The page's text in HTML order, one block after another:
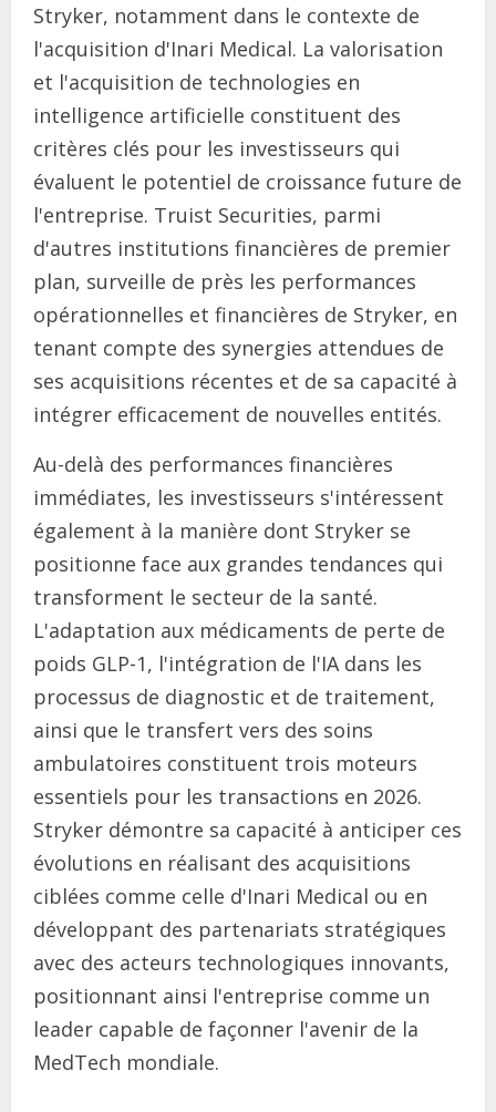
Stryker, notamment dans le contexte de
l'acquisition d'Inari Medical. La valorisation
et l'acquisition de technologies en
intelligence artificielle constituent des
critères clés pour les investisseurs qui
évaluent le potentiel de croissance future de
l'entreprise. Truist Securities, parmi
d'autres institutions financières de premier
plan, surveille de près les performances
opérationnelles et financières de Stryker, en
tenant compte des synergies attendues de
ses acquisitions récentes et de sa capacité à
intégrer efficacement de nouvelles entités.
Au-delà des performances financières
immédiates, les investisseurs s'intéressent
également à la manière dont Stryker se
positionne face aux grandes tendances qui
transforment le secteur de la santé.
L'adaptation aux médicaments de perte de
poids GLP-1, l'intégration de l'IA dans les
processus de diagnostic et de traitement,
ainsi que le transfert vers des soins
ambulatoires constituent trois moteurs
essentiels pour les transactions en 2026.
Stryker démontre sa capacité à anticiper ces
évolutions en réalisant des acquisitions
ciblées comme celle d'Inari Medical ou en
développant des partenariats stratégiques
avec des acteurs technologiques innovants,
positionnant ainsi l'entreprise comme un
leader capable de façonner l'avenir de la
MedTech mondiale.